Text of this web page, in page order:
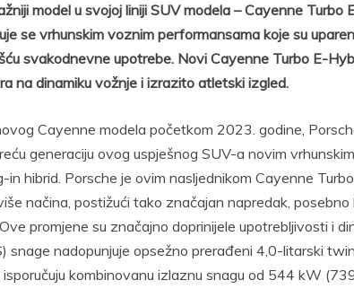
model u svojoj liniji SUV modela – Cayenne
se vrhunskim voznim performansama koje su
svakodnevne upotrebe. Novi Cayenne Turbo E-
na dinamiku vožnje i izrazito atletski izgled.
Cayenne modela početkom 2023. godine,
generaciju ovog uspješnog SUV-a novim
in hibrid. Porsche je ovim nasljednikom Cayenne
načina, postižući tako značajan napredak,
promjene su značajno doprinijele upotrebljivosti i
snage nadopunjuje opsežno prerađeni 4,0-litarski
kombinovanu izlaznu snagu od 544 kW